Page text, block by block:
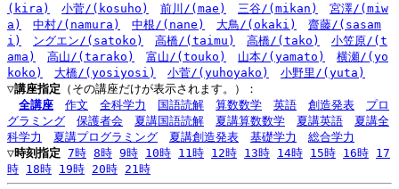
(kira)
小菅/(kosuho) 前川/(mae) 三谷/(mikan)
宮澤/(miw
a)
中村/(namura) 中根/(nane) 大鳥/(okaki)
齋藤/(sasam
i)
ングエン/(satoko) 高橋/(taimu) 高橋/(tako)
小笠原/(t
ama)
高山/(tarako) 富山/(touko) 山本/(yamato)
横瀬/(yo
koko)
大橋/(yosiyosi) 小菅/(yuhoyako)
小野里/(yuta)
▽講座指定 （その講座だけが表示されます。）：
全講座
作文 全科学力 国語読解 算数数学 英語 創造発表
プロ
グラミング
保護者会 夏講国語読解 夏講算数数学 夏講英語
夏講全
科学力
夏講プログラミング 夏講創造発表 基礎学力
総合学力
▽時刻指定 7時 8時 9時 10時 11時 12時 13時 14時 15時 16時 17
時 18時 19時 20時 21時